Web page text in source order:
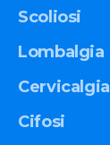
Scoliosi
Lombalgia
Cervicalgia
Cifosi